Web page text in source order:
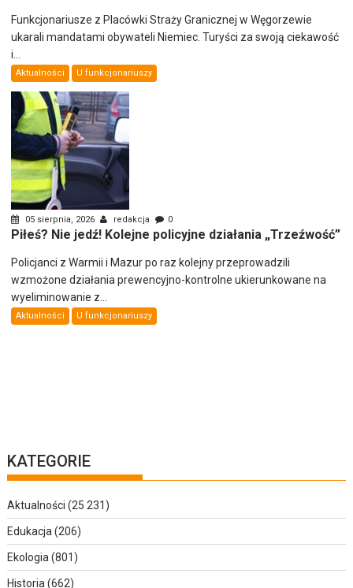
Funkcjonariusze z Placówki Straży Granicznej w Węgorzewie
ukarali mandatami obywateli Niemiec. Turyści za swoją ciekawość
i...
Aktualności U funkcjonariuszy
05 sierpnia, 2026 redakcja 0
Piłeś? Nie jedź! Kolejne policyjne działania „Trzeźwość”
Policjanci z Warmii i Mazur po raz kolejny przeprowadzili
wzmożone działania prewencyjno-kontrolne ukierunkowane na
wyeliminowanie z...
Aktualności U funkcjonariuszy
KATEGORIE
Aktualności (25 231)
Edukacja (206)
Ekologia (801)
Historia (662)